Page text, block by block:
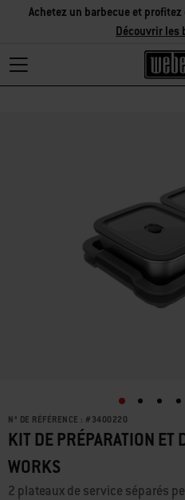
Achetez un barbecue et
Découvrir les
N° DE RÉFÉRENCE : # 3400220
KIT DE PRÉPARATION ET
WORKS
2 plateaux de service séparés